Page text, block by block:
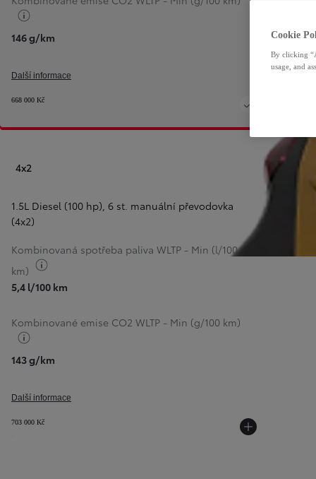
146 g/km
Další informace
668 000 Kč
4x2
1.5L Diesel (100 hp), 6 st. manuální převodovka
(4x2)
Kombinovaná spotřeba paliva WLTP - Min (l/100
km)
5,4 l/100 km
Kombinované emise CO2 WLTP - Min (g/100 km)
143 g/km
Další informace
703 000 Kč
Cookie
By clicking
usage, and